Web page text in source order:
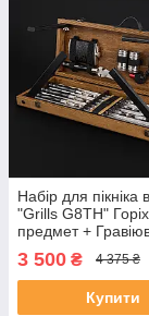
Набір для пікніка
"Grills G8TH"
предмет +
3 500 ₴ 4 375 ₴
Купити